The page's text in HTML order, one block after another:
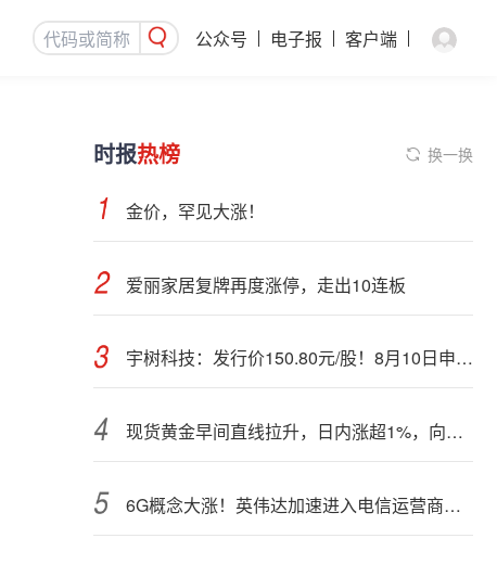
公众号 电子报 客户端
时报热榜 换一换
金价，罕见大涨！
爱丽家居复牌再度涨停，走出10连板
宇树科技：发行价150.80元/股！8月10日申购，DeepSeek参与战略配售
现货黄金早间直线拉升，日内涨超1%，向上突破4300美元关口
6G概念大涨！英伟达加速进入电信运营商市场？